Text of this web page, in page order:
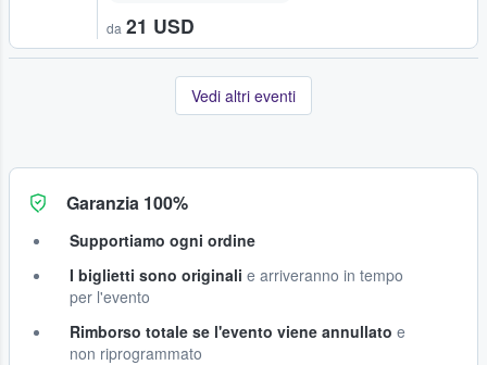
da 21 USD
Vedi altri eventi
Garanzia 100%
Supportiamo ogni ordine
I biglietti sono originali e arriveranno in tempo
per l'evento
Rimborso totale se l'evento viene annullato e
non riprogrammato